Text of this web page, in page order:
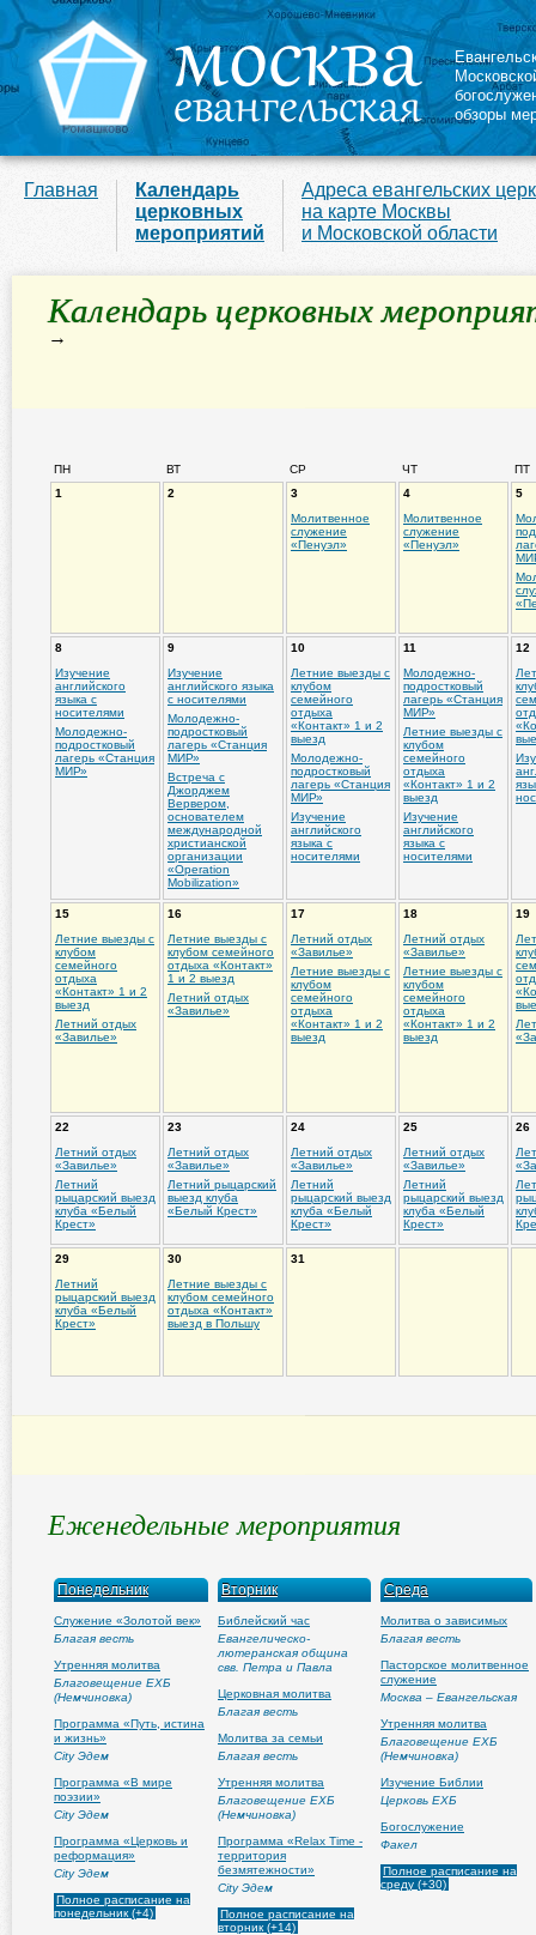
обзоры
Главная
Календарь
церковных
мероприятий
Адреса евангельских
на карте Москвы
и Московской области
Календарь церковных
→
ПН ВТ СР ЧТ
ПТ
1
2
3
Молитвенное
служение
«Пенуэл»
4
Молитвенное
служение
«Пенуэл»
5
8
Изучение
английского
языка с
носителями
Молодежно-
подростковый
лагерь «Станция
МИР»
9
Изучение
английского языка
с носителями
Молодежно-
подростковый
лагерь «Станция
МИР»
Встреча с
Джорджем
Вервером,
основателем
международной
христианской
организации
«Operation
Mobilization»
10
Летние выезды с
клубом
семейного
отдыха
«Контакт» 1 и 2
выезд
Молодежно-
подростковый
лагерь «Станция
МИР»
Изучение
английского
языка с
носителями
11
Молодежно-
подростковый
лагерь «Станция
МИР»
Летние выезды с
клубом
семейного
отдыха
«Контакт» 1 и 2
выезд
Изучение
английского
языка с
носителями
12
15
Летние выезды с
клубом
семейного
отдыха
«Контакт» 1 и 2
выезд
Летний отдых
«Завилье»
16
Летние выезды с
клубом семейного
отдыха «Контакт»
1 и 2 выезд
Летний отдых
«Завилье»
17
Летний отдых
«Завилье»
Летние выезды с
клубом
семейного
отдыха
«Контакт» 1 и 2
выезд
18
Летний отдых
«Завилье»
Летние выезды с
клубом
семейного
отдыха
«Контакт» 1 и 2
выезд
19
22
Летний отдых
«Завилье»
Летний
рыцарский выезд
клуба «Белый
Крест»
23
Летний отдых
«Завилье»
Летний рыцарский
выезд клуба
«Белый Крест»
24
Летний отдых
«Завилье»
Летний
рыцарский выезд
клуба «Белый
Крест»
25
Летний отдых
«Завилье»
Летний
рыцарский выезд
клуба «Белый
Крест»
26
29
Летний
рыцарский выезд
клуба «Белый
Крест»
30
Летние выезды с
клубом семейного
отдыха «Контакт»
выезд в Польшу
31
Еженедельные мероприятия
Понедельник
Служение «Золотой век»
Благая весть
Утренняя молитва
Благовещение ЕХБ
(Немчиновка)
Программа «Путь, истина
и жизнь»
City Эдем
Программа «В мире
поэзии»
City Эдем
Программа «Церковь и
реформация»
City Эдем
Полное расписание на
понедельник (+4)
Вторник
Библейский час
Евангелическо-
лютеранская община
свв. Петра и Павла
Церковная молитва
Благая весть
Молитва за семьи
Благая весть
Утренняя молитва
Благовещение ЕХБ
(Немчиновка)
Программа «Relax Time -
территория
безмятежности»
City Эдем
Полное расписание на
вторник (+14)
Среда
Молитва о зависимых
Благая весть
Пасторское молитвенное
служение
Москва – Евангельская
Утренняя молитва
Благовещение ЕХБ
(Немчиновка)
Изучение Библии
Церковь ЕХБ
Богослужение
Факел
Полное расписание на
среду (+30)